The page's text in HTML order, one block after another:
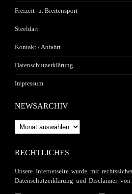
Freizeit- u. Breitensport
Steeldart
Kontakt / Anfahrt
Datenschutzerklärung
Impressum
NEWSARCHIV
Newsarchiv
RECHTLICHES
Unsere Internetseite wurde mit
Datenschutzerklärung und Disclaimer